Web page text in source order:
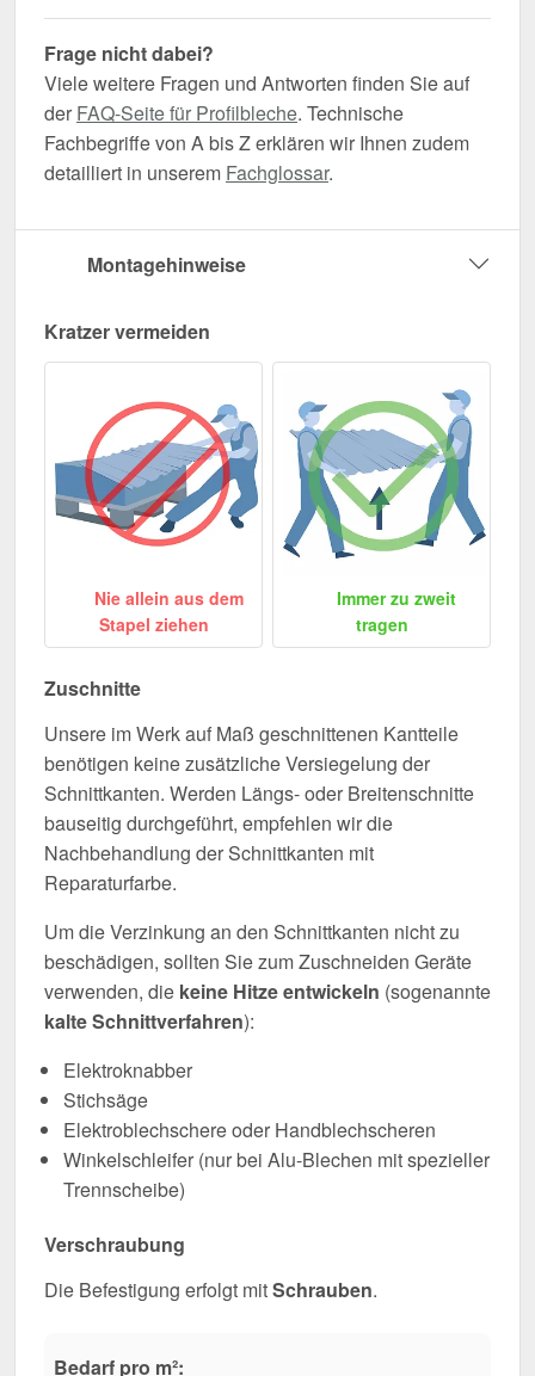
Frage nicht dabei?
Viele weitere Fragen und Antworten finden Sie auf
der FAQ-Seite für Profilbleche. Technische
Fachbegriffe von A bis Z erklären wir Ihnen zudem
detailliert in unserem Fachglossar.
Montagehinweise
Kratzer vermeiden
Nie allein aus dem
Stapel ziehen
Immer zu zweit
tragen
Zuschnitte
Unsere im Werk auf Maß geschnittenen Kantteile
benötigen keine zusätzliche Versiegelung der
Schnittkanten. Werden Längs- oder Breitenschnitte
bauseitig durchgeführt, empfehlen wir die
Nachbehandlung der Schnittkanten mit
Reparaturfarbe.
Um die Verzinkung an den Schnittkanten nicht zu
beschädigen, sollten Sie zum Zuschneiden Geräte
verwenden, die keine Hitze entwickeln (sogenannte
kalte Schnittverfahren):
Elektroknabber
Stichsäge
Elektroblechschere oder Handblechscheren
Winkelschleifer (nur bei Alu-Blechen mit spezieller
Trennscheibe)
Verschraubung
Die Befestigung erfolgt mitSchrauben.
Bedarf pro m²: